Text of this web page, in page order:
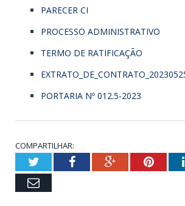
PARECER CI
PROCESSO ADMINISTRATIVO
TERMO DE RATIFICAÇÃO
PORTARIA Nº 012.5-2023
COMPARTILHAR:
TwitterFacebookGoogle+
Email